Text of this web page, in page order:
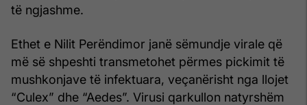
të ngjashme.
Ethet e Nilit Perëndimor janë sëmundje virale që
më së shpeshti transmetohet përmes pickimit të
mushkonjave të infektuara, veçanërisht nga llojet
“Culex” dhe “Aedes”. Virusi qarkullon natyrshëm